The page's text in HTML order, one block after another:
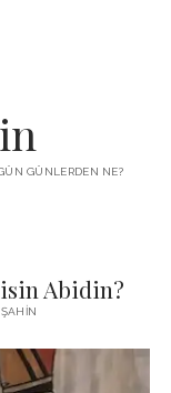
GÜNLERDEN NE?
Abidin?